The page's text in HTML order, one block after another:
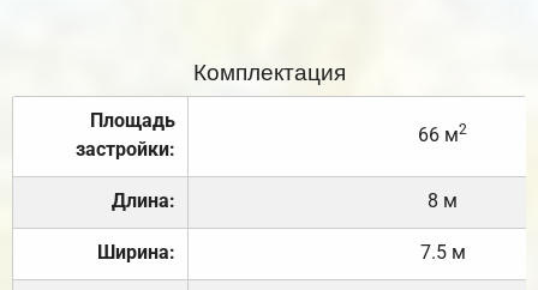
Комплектация
Площадь
застройки:
66 м2
Длина: 8 м
Ширина: 7.5 м